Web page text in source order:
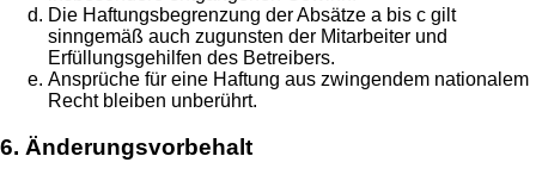
Die Haftungsbegrenzung der Absätze a bis c gilt
sinngemäß auch zugunsten der Mitarbeiter und
Erfüllungsgehilfen des Betreibers.
Ansprüche für eine Haftung aus zwingendem nationalem
Recht bleiben unberührt.
6. Änderungsvorbehalt